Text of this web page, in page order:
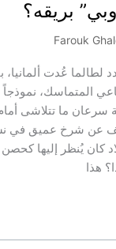
بريقه؟
Farouk
لطالما عُدت ألمانيا،
المتماسك، نموذجاً
سرعان ما تتلاشى
عن شرخ عميق في
كان يُنظر إليها
هذا